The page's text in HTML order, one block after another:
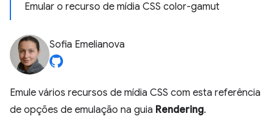
Emular o recurso de mídia CSS color-gamut
Sofia Emelianova
Emule vários recursos de mídia CSS com esta referência
de opções de emulação na guia Rendering.